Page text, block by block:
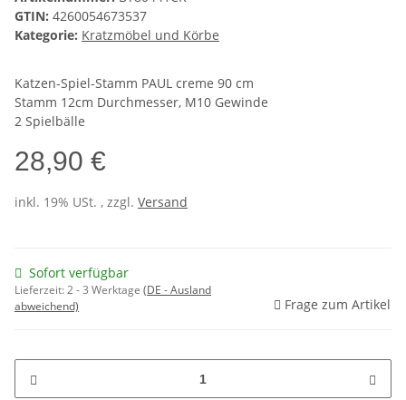
GTIN: 4260054673537
Kategorie: Kratzmöbel und Körbe
Katzen-Spiel-Stamm PAUL creme 90 cm
Stamm 12cm Durchmesser, M10 Gewinde
2 Spielbälle
28,90 €
inkl. 19% USt. , zzgl. Versand
Sofort verfügbar
Lieferzeit:2 - 3 Werktage (DE - Ausland
abweichend)
Frage zum Artikel